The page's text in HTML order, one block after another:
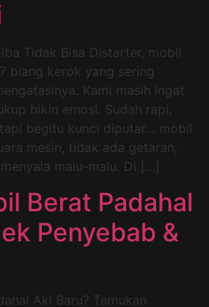
Tidak Bisa Distarter, mobil
biang kerok yang sering
Kami masih ingat
bikin emosi. Sudah rapi,
begitu kunci diputar… mobil
mesin, tidak ada getaran,
malu-malu. Di […]
Berat Padahal
Penyebab &
Aki Baru? Temukan